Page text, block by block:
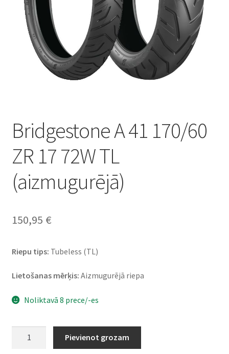
Bridgestone A 41 170/60
ZR 17 72W TL
(aizmugurējā)
150,95 €
Riepu tips: Tubeless (TL)
Lietošanas mērķis: Aizmugurējā riepa
Noliktavā 8 prece/-es
Pievienot grozam